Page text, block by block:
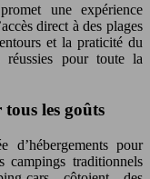
une expérience
direct à des plages
et la praticité du
réussies pour toute la
les goûts
d’hébergements pour
campings traditionnels